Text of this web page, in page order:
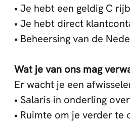
• Je hebt een geldig C
• Je hebt direct
• Beheersing van de
Wat je van ons mag
Er wacht je een
• Salaris in onderling
• Ruimte om je verder te